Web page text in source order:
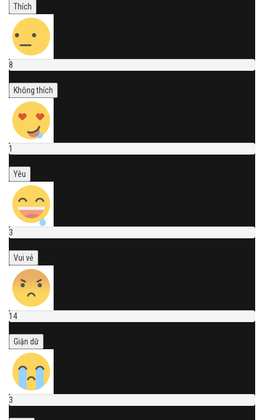
Thích
8
Không thích
1
Yêu
3
Vui vẻ
14
Giận dữ
3